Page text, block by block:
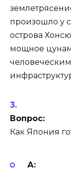
произошло у
острова
мощное
Вопрос:
Как Япония
А: